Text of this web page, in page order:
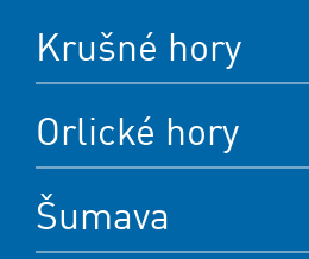
Krušné hory
Orlické hory
Šumava